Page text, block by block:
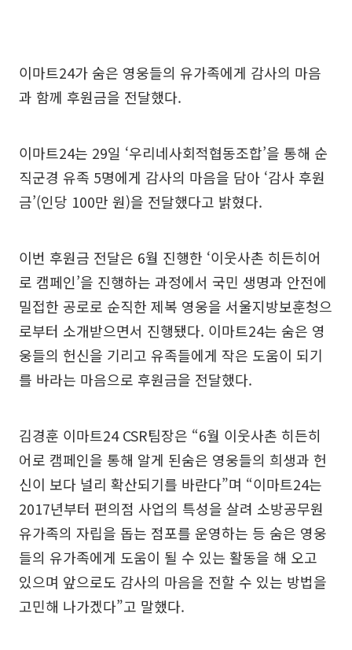
이마트24가 숨은 영웅들의 유가족에게 감사의 마음
과 함께 후원금을 전달했다.
이마트24는 29일 ‘우리네사회적협동조합’을 통해 순
직군경 유족 5명에게 감사의 마음을 담아 ‘감사 후원
금’(인당 100만 원)을 전달했다고 밝혔다.
이번 후원금 전달은 6월 진행한 ‘이웃사촌 히든히어
로 캠페인’을 진행하는 과정에서 국민 생명과 안전에
밀접한 공로로 순직한 제복 영웅을 서울지방보훈청으
로부터 소개받으면서 진행됐다. 이마트24는 숨은 영
웅들의 헌신을 기리고 유족들에게 작은 도움이 되기
를 바라는 마음으로 후원금을 전달했다.
김경훈 이마트24 CSR팀장은 “6월 이웃사촌 히든히
어로 캠페인을 통해 알게 된숨은 영웅들의 희생과 헌
신이 보다 널리 확산되기를 바란다”며 “이마트24는
2017년부터 편의점 사업의 특성을 살려 소방공무원
유가족의 자립을 돕는 점포를 운영하는 등 숨은 영웅
들의 유가족에게 도움이 될 수 있는 활동을 해 오고
있으며 앞으로도 감사의 마음을 전할 수 있는 방법을
고민해 나가겠다”고 말했다.